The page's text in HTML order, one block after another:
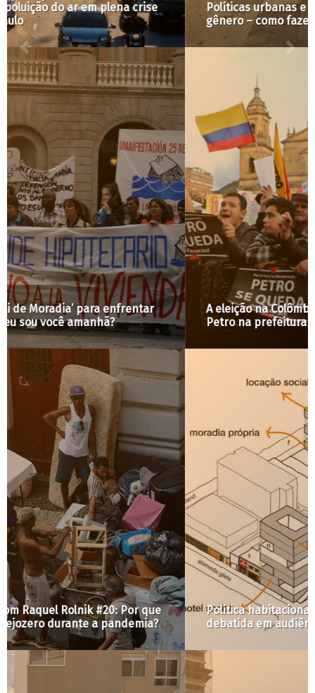
Políticas urbanas e habitacionais com foco em
gênero – como fazer?
A eleição na Colômbia e a experiência de Gustavo
Petro na prefeitura de Bogotá
Política habitacional para Campos Elíseos será
debatida em audiência pública